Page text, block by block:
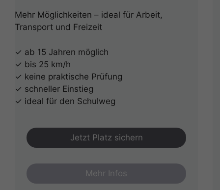
Mehr Möglichkeiten – ideal für Arbeit,
Transport und Freizeit
✓ ab 15 Jahren möglich
✓ bis 25 km/h
✓ keine praktische Prüfung
✓ schneller Einstieg
✓ ideal für den Schulweg
Jetzt Platz sichern
Mehr Infos